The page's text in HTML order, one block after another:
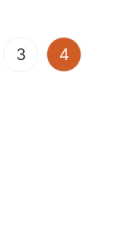
3 4(current)